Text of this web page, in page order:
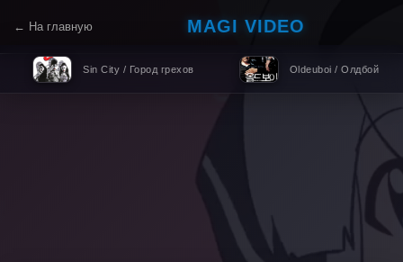
← На главную MAGI VIDEO
Sin City / Город грехов Oldeuboi / Олдбой